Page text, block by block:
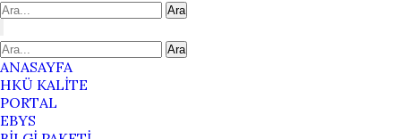
Ara
Ara
ANASAYFA
HKÜ KALİTE
PORTAL
EBYS